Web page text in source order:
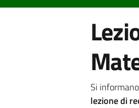
Si
lezione di